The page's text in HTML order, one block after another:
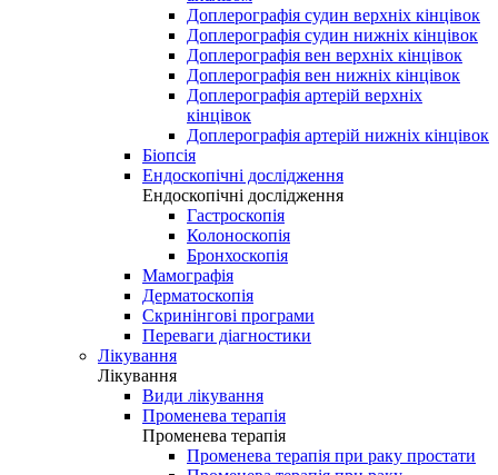
Доплерографія судин верхніх кінцівок
Доплерографія судин нижніх кінцівок
Доплерографія вен верхніх кінцівок
Доплерографія вен нижніх кінцівок
Доплерографія артерій верхніх
кінцівок
Доплерографія артерій нижніх кінцівок
Біопсія
Ендоскопічні дослідження
Ендоскопічні дослідження
Гастроскопія
Колоноскопія
Бронхоскопія
Мамографія
Дерматоскопія
Скринінгові програми
Переваги діагностики
Лікування
Лікування
Види лікування
Променева терапія
Променева терапія
Променева терапія при раку простати